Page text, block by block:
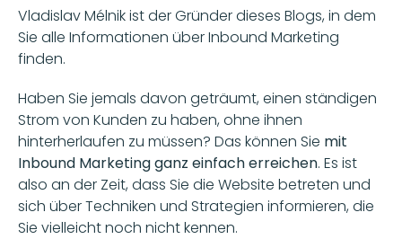
Vladislav Mélnik ist der Gründer dieses Blogs, in dem
Sie alle Informationen über Inbound Marketing
finden.
Haben Sie jemals davon geträumt, einen ständigen
Strom von Kunden zu haben, ohne ihnen
hinterherlaufen zu müssen? Das können Sie mit
Inbound Marketing ganz einfach erreichen. Es ist
also an der Zeit, dass Sie die Website betreten und
sich über Techniken und Strategien informieren, die
Sie vielleicht noch nicht kennen.